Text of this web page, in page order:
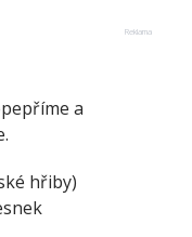
Reklama
a
hřiby)